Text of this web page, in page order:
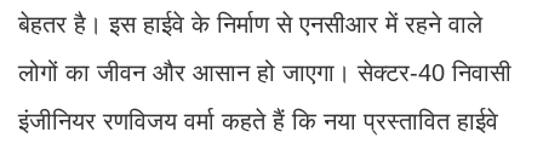
बेहतर है। इस हाईवे के निर्माण से एनसीआर में रहने वाले
लोगों का जीवन और आसान हो जाएगा। सेक्टर-40 निवासी
इंजीनियर रणविजय वर्मा कहते हैं कि नया प्रस्तावित हाईवे